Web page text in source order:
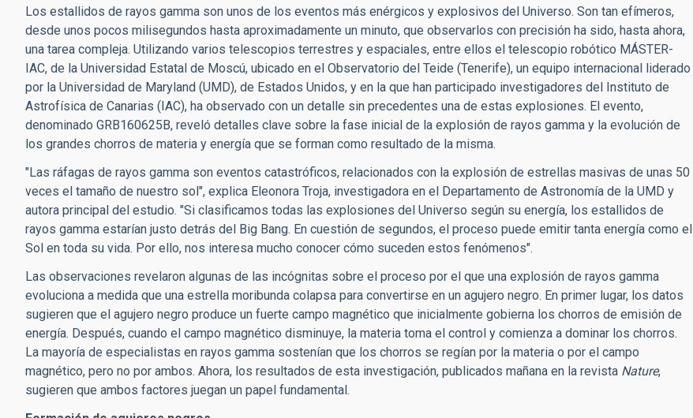
Los estallidos de rayos gamma son unos de los eventos más enérgicos y explosivos del Universo. Son tan efímeros,
desde unos pocos milisegundos hasta aproximadamente un minuto, que observarlos con precisión ha sido, hasta ahora,
una tarea compleja. Utilizando varios telescopios terrestres y espaciales, entre ellos el telescopio robótico MÁSTER-
IAC, de la Universidad Estatal de Moscú, ubicado en el Observatorio del Teide (Tenerife), un equipo internacional liderado
por la Universidad de Maryland (UMD), de Estados Unidos, y en la que han participado investigadores del Instituto de
Astrofísica de Canarias (IAC), ha observado con un detalle sin precedentes una de estas explosiones. El evento,
denominado GRB160625B, reveló detalles clave sobre la fase inicial de la explosión de rayos gamma y la evolución de
los grandes chorros de materia y energía que se forman como resultado de la misma.
"Las ráfagas de rayos gamma son eventos catastróficos, relacionados con la explosión de estrellas masivas de unas 50
veces el tamaño de nuestro sol", explica Eleonora Troja, investigadora en el Departamento de Astronomía de la UMD y
autora principal del estudio. "Si clasificamos todas las explosiones del Universo según su energía, los estallidos de
rayos gamma estarían justo detrás del Big Bang. En cuestión de segundos, el proceso puede emitir tanta energía como el
Sol en toda su vida. Por ello, nos interesa mucho conocer cómo suceden estos fenómenos".
Las observaciones revelaron algunas de las incógnitas sobre el proceso por el que una explosión de rayos gamma
evoluciona a medida que una estrella moribunda colapsa para convertirse en un agujero negro. En primer lugar, los datos
sugieren que el agujero negro produce un fuerte campo magnético que inicialmente gobierna los chorros de emisión de
energía. Después, cuando el campo magnético disminuye, la materia toma el control y comienza a dominar los chorros.
La mayoría de especialistas en rayos gamma sostenían que los chorros se regían por la materia o por el campo
magnético, pero no por ambos. Ahora, los resultados de esta investigación, publicados mañana en la revista Nature,
sugieren que ambos factores juegan un papel fundamental.